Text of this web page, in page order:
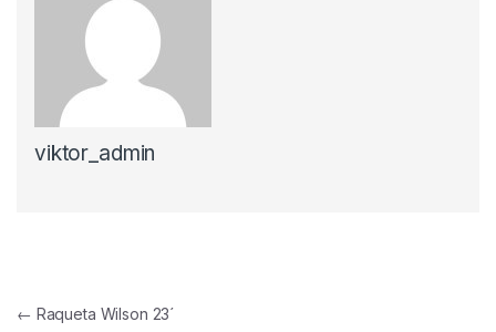
viktor_admin
Navegación de entradas
← Raqueta Wilson 23´